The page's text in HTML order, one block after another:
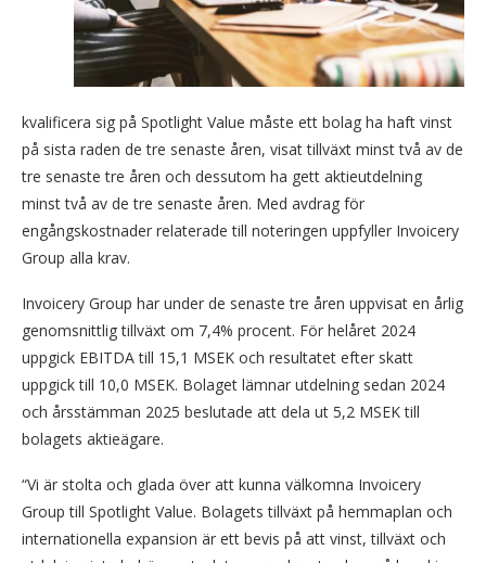
kvalificera sig på Spotlight Value måste ett bolag ha haft vinst
på sista raden de tre senaste åren, visat tillväxt minst två av de
tre senaste tre åren och dessutom ha gett aktieutdelning
minst två av de tre senaste åren. Med avdrag för
engångskostnader relaterade till noteringen uppfyller Invoicery
Group alla krav.
Invoicery Group har under de senaste tre åren uppvisat en årlig
genomsnittlig tillväxt om 7,4% procent. För helåret 2024
uppgick EBITDA till 15,1 MSEK och resultatet efter skatt
uppgick till 10,0 MSEK. Bolaget lämnar utdelning sedan 2024
och årsstämman 2025 beslutade att dela ut 5,2 MSEK till
bolagets aktieägare.
“Vi är stolta och glada över att kunna välkomna Invoicery
Group till Spotlight Value. Bolagets tillväxt på hemmaplan och
internationella expansion är ett bevis på att vinst, tillväxt och